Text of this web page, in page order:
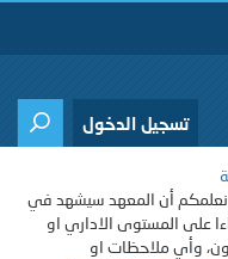
تسجيل الدخول
نعلمكم أن المعهد سيشهد في
على المستوى الاداري او
وأي ملاحظات او